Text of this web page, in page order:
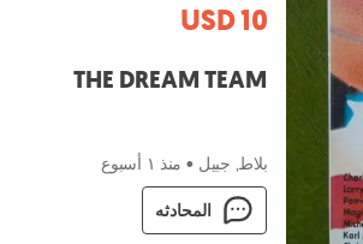
USD 10
THE DREAM TEAM
بلاط, جبيل • منذ ١ أسبوع
المحادثه